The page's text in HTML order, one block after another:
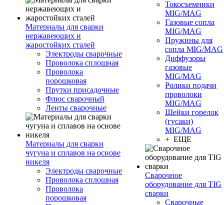
Материалы для сварки
нержавеющих и
жаростойких сталей
Электроды сварочные
Проволока сплошная
Проволока
порошковая
Прутки присадочные
Флюс сварочный
Ленты сварочные
Материалы для сварки
чугуна и сплавов на основе
никеля
Электроды сварочные
Проволока сплошная
Проволока
порошковая
Токосъемники
MIG/MAG
Газовые сопла
MIG/MAG
Пружины для
сопла MIG/MAG
Диффузоры
газовые
MIG/MAG
Ролики подачи
проволоки
MIG/MAG
Шейки горелок
(гусаки)
MIG/MAG
+ ЕЩЕ
Сварочное
оборудование для TIG
сварки
Сварочные